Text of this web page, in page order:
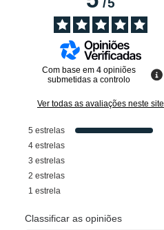
/5
Com base em 4 opiniões
submetidas a controlo
Ver todas as avaliações neste site
5 estrelas
4 estrelas
3 estrelas
2 estrelas
1 estrela
Classificar as opiniões